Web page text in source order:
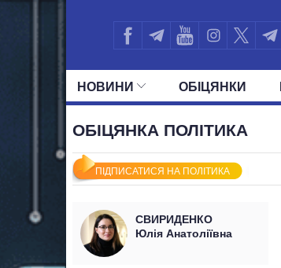
НОВИНИ ОБIЦЯНКИ
ОБІЦЯНКА ПОЛІТИКА
ПІДПИСАТИСЯ НА ПОЛІТИКА
СВИРИДЕНКО
Юлія Анатоліївна